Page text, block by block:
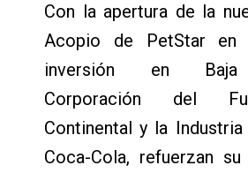
Con la apertura de la
Acopio de PetStar en
inversión en Baja
Corporación del
Continental y la
Coca-Cola, refuerzan